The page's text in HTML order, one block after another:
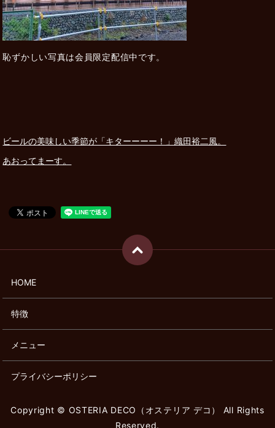
恥ずかしい写真は会員限定配信中です。
ビールの美味しい季節が「キターーーー！」織田裕二風。
あおってまーす。
HOME
特徴
メニュー
プライバシーポリシー
Copyright © OSTERIA DECO（オステリア デコ） All Rights
Reserved.